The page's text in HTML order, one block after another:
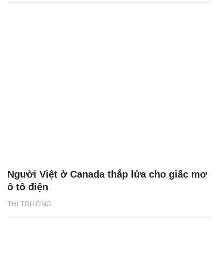
THỊ TRƯỜNG
Người Việt ở Canada thắp lửa cho giấc mơ
ô tô điện